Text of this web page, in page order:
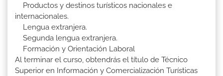
Productos y destinos turísticos nacionales e
internacionales.
Lengua extranjera.
Segunda lengua extranjera.
Formación y Orientación Laboral
Al terminar el curso, obtendrás el título de Técnico
Superior en Información y Comercialización Turísticas